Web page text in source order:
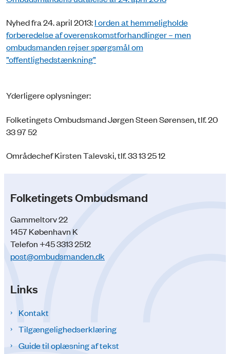
Nyhed fra 24. april 2013:I orden at hemmeligholde
forberedelse af overenskomstforhandlinger – men
ombudsmanden rejser spørgsmål om
”offentlighedstænkning”
Yderligere oplysninger:
Folketingets Ombudsmand Jørgen Steen Sørensen, tlf. 20
33 97 52
Områdechef Kirsten Talevski, tlf. 33 13 25 12
Folketingets Ombudsmand
Gammeltorv 22
1457 København K
Telefon +45 3313 2512
post@ombudsmanden.dk
Links
Kontakt
Tilgængelighedserklæring
Guide til oplæsning af tekst